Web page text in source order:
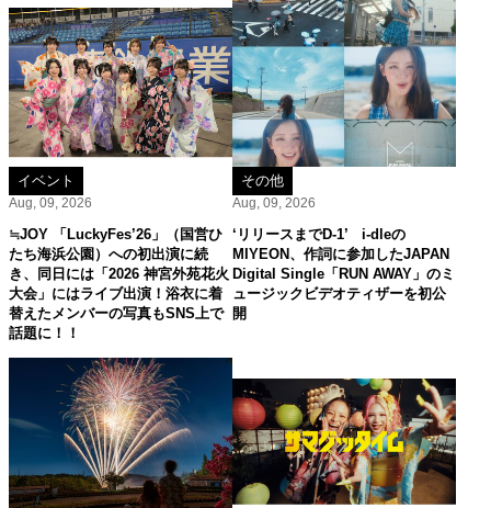
イベント
Aug, 09, 2026
≒JOY 「LuckyFes’26」（国営ひ
たち海浜公園）への初出演に続
き、同日には「2026 神宮外苑花火
大会」にはライブ出演！浴衣に着
替えたメンバーの写真もSNS上で
話題に！！
その他
Aug, 09, 2026
‘リリースまでD-1’ i-dleの
MIYEON、作詞に参加したJAPAN
Digital Single「RUN AWAY」のミ
ュージックビデオティザーを初公
開